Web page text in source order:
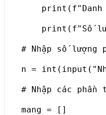
print(f"Danh
print(f"Số
# Nhập số lượng
n =
# Nhập các phần
mang = []